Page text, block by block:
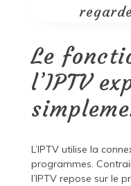
Le
l’IPTV
L’IPTV utilise la
programmes.
l’IPTV repose sur le